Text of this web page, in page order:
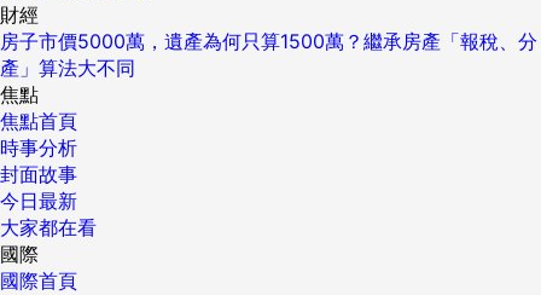
財經
房子市價5000萬，遺產為何只算1500萬？繼承房產「報稅、分
產」算法大不同
焦點
焦點首頁
時事分析
封面故事
今日最新
大家都在看
國際
國際首頁